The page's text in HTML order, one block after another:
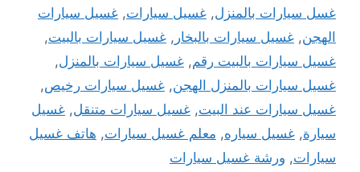
غسل سيارات بالمنزل, غسيل سيارات, غسيل سيارات
الهجن, غسيل سيارات بالبخار , غسيل سيارات بالبيت,
غسيل سيارات بالبيت رقم, غسيل سيارات بالمنزل,
غسيل سيارات بالمنزل الهجن, غسيل سيارات رخيص,
غسيل سيارات عند البيت, غسيل سيارات متنقل, غسيل
سيارة, غسيل سياره, معلم غسيل سيارات, هاتف غسيل
سيارات, ورشة غسيل سيارات